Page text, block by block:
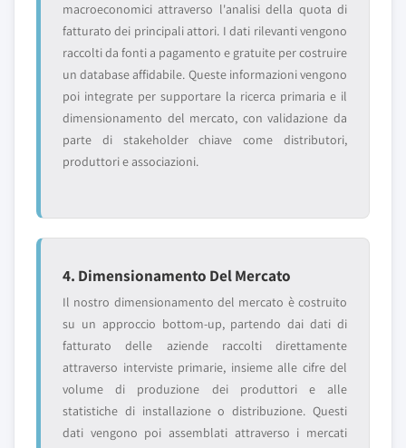
macroeconomici attraverso l'analisi della quota di
fatturato dei principali attori. I dati rilevanti vengono
raccolti da fonti a pagamento e gratuite per costruire
un database affidabile. Queste informazioni vengono
poi integrate per supportare la ricerca primaria e il
dimensionamento del mercato, con validazione da
parte di stakeholder chiave come distributori,
produttori e associazioni.
4. Dimensionamento Del Mercato
Il nostro dimensionamento del mercato è costruito
su un approccio bottom-up, partendo dai dati di
fatturato delle aziende raccolti direttamente
attraverso interviste primarie, insieme alle cifre del
volume di produzione dei produttori e alle
statistiche di installazione o distribuzione. Questi
dati vengono poi assemblati attraverso i mercati